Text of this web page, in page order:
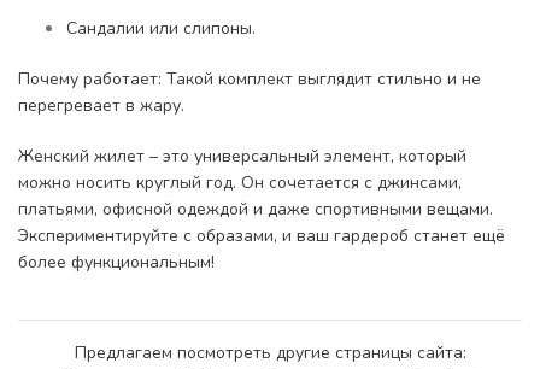
Сандалии или слипоны.
Почему работает: Такой комплект выглядит стильно и не
перегревает в жару.
Женский жилет – это универсальный элемент, который
можно носить круглый год. Он сочетается с джинсами,
платьями, офисной одеждой и даже спортивными вещами.
Экспериментируйте с образами, и ваш гардероб станет ещё
более функциональным!
Предлагаем посмотреть другие страницы сайта: